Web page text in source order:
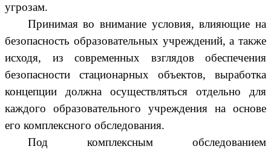
угрозам.
Принимая во внимание условия, влияющие на
безопасность образовательных учреждений, а также
исходя, из современных взглядов обеспечения
безопасности стационарных объектов, выработка
концепции должна осуществляться отдельно для
каждого образовательного учреждения на основе
его комплексного обследования.
Под комплексным обследованием